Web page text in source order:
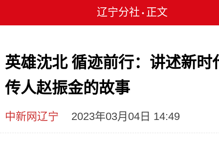
辽宁分社 • 正文
英雄沈北 循迹前行：讲述新时
传人赵振金的故事
中新网辽宁 2023年03月04日 14:49